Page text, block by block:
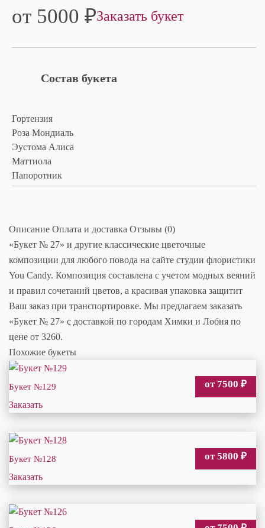
от 5000 ₽Заказать букет
Состав букета
Гортензия
Роза Мондиаль
Эустома Алиса
Маттиола
Папоротник
Описание Оплата и доставка Отзывы (0)
«Букет № 27» и другие классические цветочные
композиции для любого повода на сайте студии флористики
You Candy. Композиция составлена с учетом модных веяний
и правил сочетаний цветов, а красивая упаковка защитит
Ваш заказ при транспортировке. Мы предлагаем заказать
«Букет № 27» с доставкой по городам Химки и Лобня по
цене от 3260.
Похожие букеты
Букет №129 от 7500 ₽
Заказать
Букет №128 от 5800 ₽
Заказать